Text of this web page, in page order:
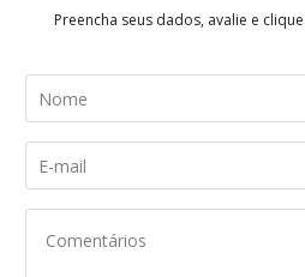
Preencha seus dados, avalie e